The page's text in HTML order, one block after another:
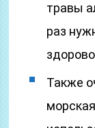
травы
раз
Также